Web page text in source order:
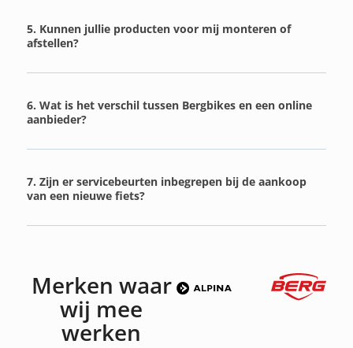
5. Kunnen jullie producten voor mij monteren of
afstellen?
6. Wat is het verschil tussen Bergbikes en een online
aanbieder?
7. Zijn er servicebeurten inbegrepen bij de aankoop
van een nieuwe fiets?
Merken waar
wij mee
werken